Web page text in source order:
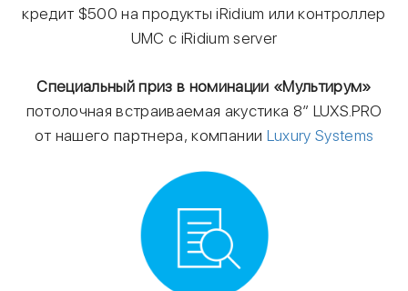
кредит $500 на продукты iRidium или контроллер
UMC с iRidium server
Специальный приз в номинации «Мультирум»
потолочная встраиваемая акустика 8″ LUXS.PRO
от нашего партнера, компании Luxury Systems